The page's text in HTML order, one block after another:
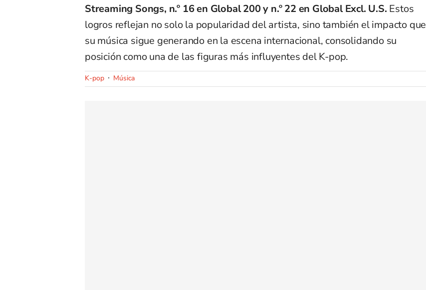
Streaming Songs, n.º 16 en Global 200 y n.º 22 en Global Excl. U.S. Estos
logros reflejan no solo la popularidad del artista, sino también el impacto que
su música sigue generando en la escena internacional, consolidando su
posición como una de las figuras más influyentes del K-pop.
K-pop Música